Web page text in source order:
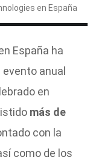
en España
España ha
anual
en
más de
con la
como de los